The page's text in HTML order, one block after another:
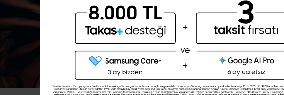
olarak indirmek ister misin?